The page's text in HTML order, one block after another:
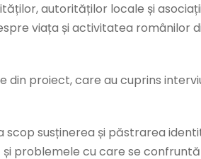
autorităților locale și
viața și activitatea românilor
din proiect, care au cuprins
scop susținerea și păstrarea
problemele cu care se confruntă